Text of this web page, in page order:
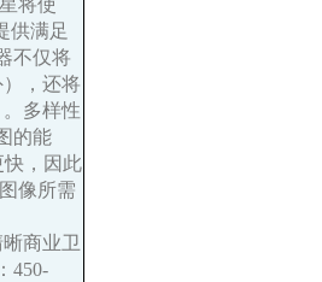
将使
供满足
不仅将
，还将
多样性
的能
快，因此
像所需
商业卫
450-